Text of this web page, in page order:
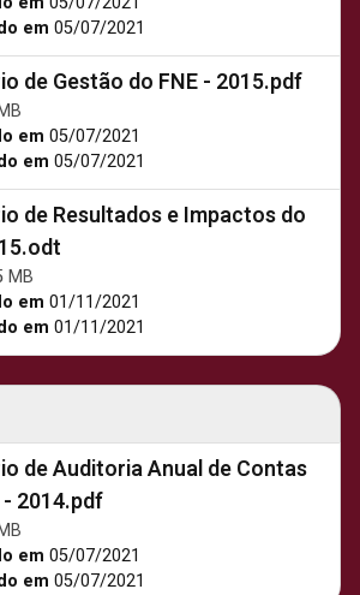
em 05/07/2021
de Gestão do FNE - 2015.pdf
em 05/07/2021
em 05/07/2021
de Resultados e Impactos do
MB
em 01/11/2021
em 01/11/2021
de Auditoria Anual de Contas
- 2014.pdf
em 05/07/2021
em 05/07/2021